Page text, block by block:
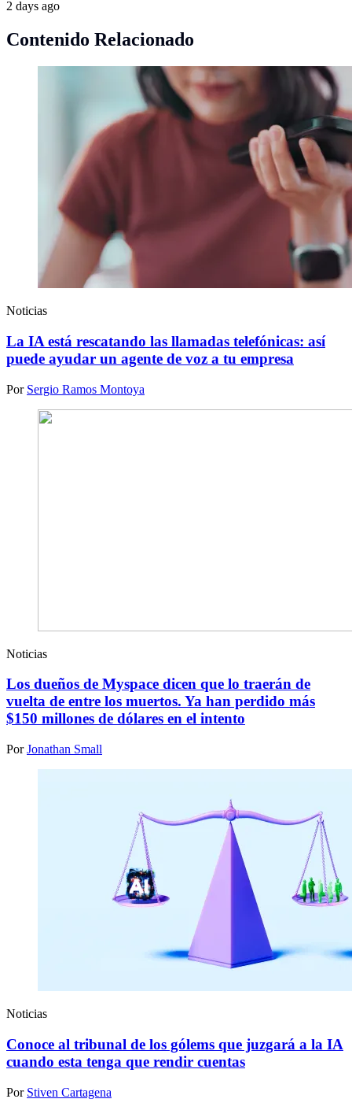
2 days ago
Contenido Relacionado
Noticias
La IA está rescatando las llamadas telefónicas: así
puede ayudar un agente de voz a tu empresa
Por Sergio Ramos Montoya
Noticias
Los dueños de Myspace dicen que lo traerán de
vuelta de entre los muertos. Ya han perdido más
$150 millones de dólares en el intento
PorJonathan Small
Noticias
Conoce al tribunal de los gólems que juzgará a la IA
cuando esta tenga que rendir cuentas
Por Stiven Cartagena